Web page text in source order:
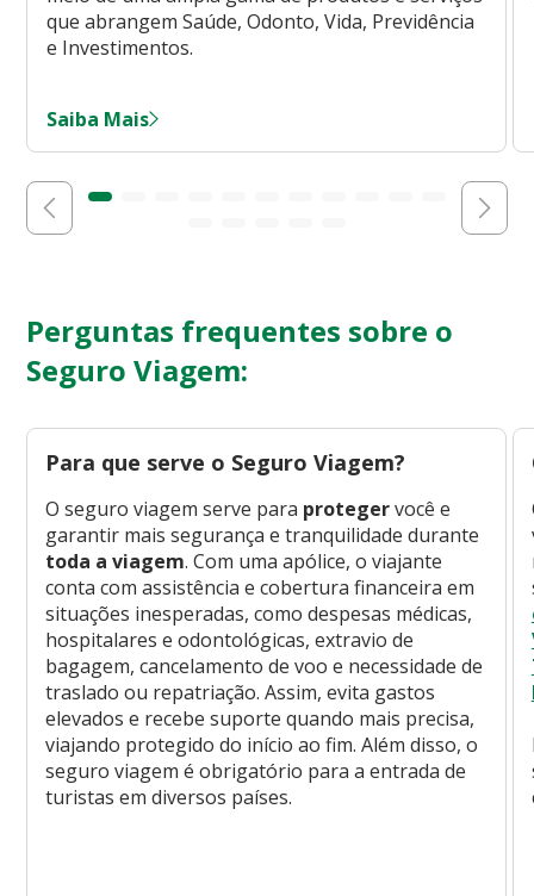
que abrangem Saúde, Odonto, Vida, Previdência
e Investimentos.
Saiba Mais
Perguntas frequentes sobre o
Seguro Viagem:
Para que serve o Seguro Viagem?
O seguro viagem serve para protegervocê e
garantir mais segurança e tranquilidade durante
toda a viagem. Com uma apólice, o viajante
conta com assistência e cobertura financeira em
situações inesperadas, como despesas médicas,
hospitalares e odontológicas, extravio de
bagagem, cancelamento de voo e necessidade de
traslado ou repatriação. Assim, evita gastos
elevados e recebe suporte quando mais precisa,
viajando protegido do início ao fim. Além disso, o
seguro viagem é obrigatório para a entrada de
turistas em diversos países.